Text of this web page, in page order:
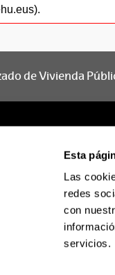
Esta
Las
redes
con
servicios.
de Vivienda